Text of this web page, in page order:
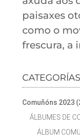
paisaxes
como o
frescura, a
CATEGORÍAS
Comuñóns 2023
ÁLBUMES DE
ÁLBUM